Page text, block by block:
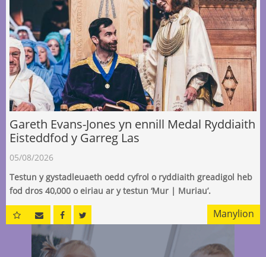
Gareth Evans-Jones yn ennill Medal Ryddiaith
Eisteddfod y Garreg Las
05/08/2026
Testun y gystadleuaeth oedd cyfrol o ryddiaith greadigol heb
fod dros 40,000 o eiriau ar y testun ‘Mur | Muriau’.
Manylion